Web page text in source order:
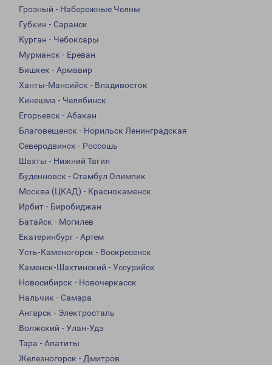
Грозный - Набережные Челны
Губкин - Саранск
Курган - Чебоксары
Мурманск - Ереван
Бишкек - Армавир
Ханты-Мансийск - Владивосток
Кинешма - Челябинск
Егорьевск - Абакан
Благовещенск - Норильск Ленинградская
Северодвинск - Россошь
Шахты - Нижний Тагил
Буденновск - Стамбул Олимпик
Москва (ЦКАД) - Краснокаменск
Ирбит - Биробиджан
Батайск - Могилев
Екатеринбург - Артем
Усть-Каменогорск - Воскресенск
Каменск-Шахтинский - Уссурийск
Новосибирск - Новочеркасск
Нальчик - Самара
Ангарск - Электросталь
Волжский - Улан-Удэ
Тара - Апатиты
Железногорск - Дмитров